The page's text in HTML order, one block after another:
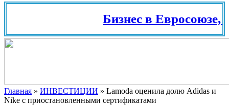
Бизнес в Евросоюзе,
Главная » ИНВЕСТИЦИИ » Lamoda оценила долю Adidas и
Nike с приостановленными сертификатами